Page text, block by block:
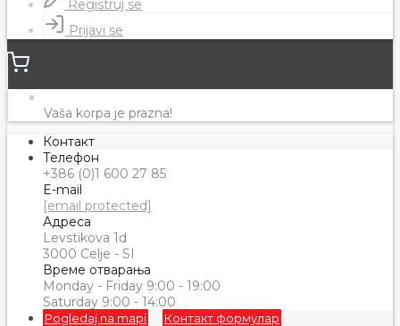
Registruj se
Prijavi se
Vaša korpa je prazna!
Контакт
Телефон
+386 (0)1 600 27 85
E-mail
[email protected]
Адреса
Levstikova 1d
3000 Celje - SI
Време отварања
Monday - Friday 9:00 - 19:00
Saturday 9:00 - 14:00
Pogledaj na mapi Контакт формулар